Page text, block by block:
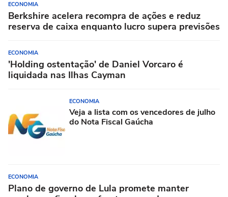
ECONOMIA
Berkshire acelera recompra de ações e reduz
reserva de caixa enquanto lucro supera previsões
ECONOMIA
'Holding ostentação' de Daniel Vorcaro é
liquidada nas Ilhas Cayman
ECONOMIA
Veja a lista com os vencedores de julho
do Nota Fiscal Gaúcha
ECONOMIA
Plano de governo de Lula promete manter